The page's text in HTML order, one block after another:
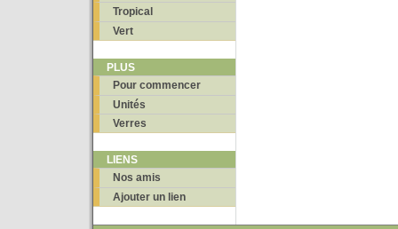
Tropical
Vert
PLUS
Pour commencer
Unités
Verres
LIENS
Nos amis
Ajouter un lien